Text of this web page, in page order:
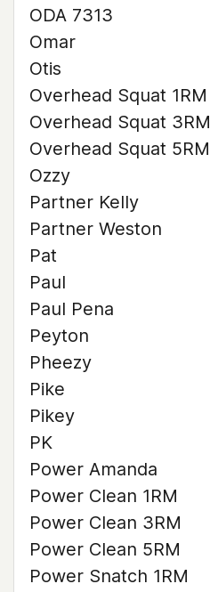
ODA 7313
Omar
Otis
Overhead Squat 1RM
Overhead Squat 3RM
Overhead Squat 5RM
Ozzy
Partner Kelly
Partner Weston
Pat
Paul
Paul Pena
Peyton
Pheezy
Pike
Pikey
PK
Power Amanda
Power Clean 1RM
Power Clean 3RM
Power Clean 5RM
Power Snatch 1RM